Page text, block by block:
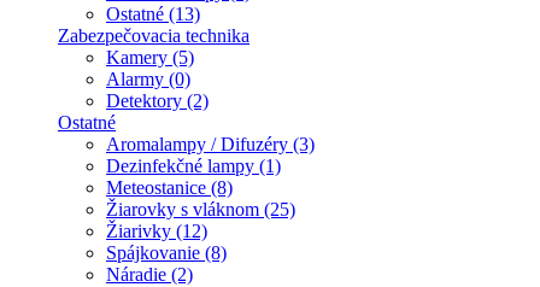
Ostatné (13)
Zabezpečovacia technika
Kamery (5)
Alarmy (0)
Detektory (2)
Ostatné
Aromalampy / Difuzéry (3)
Dezinfekčné lampy (1)
Meteostanice (8)
Žiarovky s vláknom (25)
Žiarivky (12)
Spájkovanie (8)
Náradie (2)